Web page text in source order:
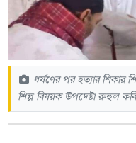
ধর্ষণের পর হত্যার শিকার
শিল্প বিষয়ক উপদেষ্টা রুহুল